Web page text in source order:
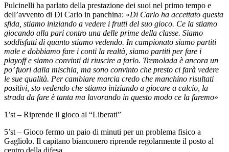
Pulcinelli ha parlato della prestazione dei suoi nel primo tempo e
dell’avvento di Di Carlo in panchina: «Di Carlo ha accettato questa
sfida, stiamo iniziando a vedere i frutti del suo gioco. Ce la stiamo
giocando alla pari contro una delle prime della classe. Siamo
soddisfatti di quanto stiamo vedendo. In campionato siamo partiti
male e dobbiamo fare i conti la realtà, siamo partiti per fare i
playoff e siamo convinti di riuscire a farlo. Tremolada è ancora un
po’ fuori dalla mischia, ma sono convinto che presto ci farà vedere
le sue qualità. Per cambiare marcia credo che manchino risultati
positivi, sto vedendo che stiamo iniziando a giocare a calcio, la
strada da fare è tanta ma lavorando in questo modo ce la faremo»
1’st – Riprende il gioco al “Liberati”
5’st – Gioco fermo un paio di minuti per un problema fisico a
Gagliolo. Il capitano bianconero riprende regolarmente il posto al
centro della difesa